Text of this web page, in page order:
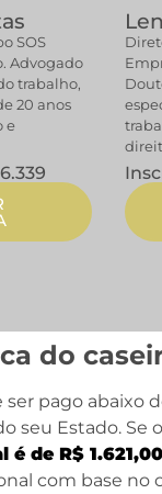
SOS
Advogado
trabalho,
20 anos
e
do
pago abaixo
seu Estado. Se
de R$
com base